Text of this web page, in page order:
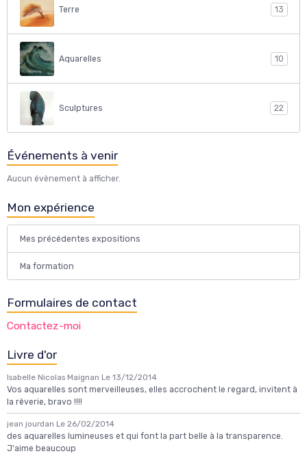
Terre 13
Aquarelles 10
Sculptures 22
Événements à venir
Aucun évènement à afficher.
Mon expérience
Mes précédentes expositions
Ma formation
Formulaires de contact
Contactez-moi
Livre d'or
Isabelle Nicolas Maignan Le 13/12/2014
Vos aquarelles sont merveilleuses, elles accrochent le regard, invitent à
la rêverie, bravo !!!!
jean jourdan Le 26/02/2014
des aquarelles lumineuses et qui font la part belle à la transparence.
J'aime beaucoup